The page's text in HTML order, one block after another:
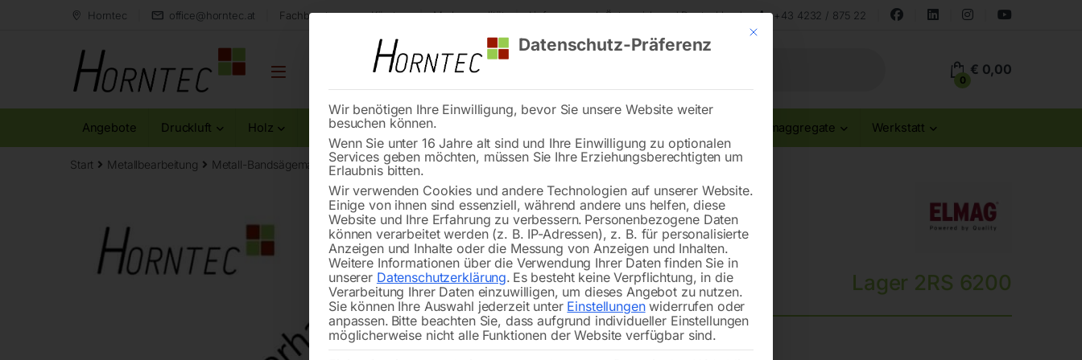
Horntec office@horntec.at Fachberatung aus Kärnten Markenqualität Lieferung nach Österreich und Deutschland +43 4232 / 875 22
0
€ 0,00
Angebote Druckluft Holz Metall Reinigung Stromaggregate Werkstatt
Start Metallbearbeitung Metall-Bandsägemaschinen Lager 2RS 6200
🔍
Lager 2RS 6200
für BOMAR Transverse 615.340 DGS
Mit diesem Button wird der Dialog geschlossen. Seine Funktionalität ist
Datenschutz-Präferenz
Wir benötigen Ihre Einwilligung, bevor Sie unsere Website weiter
besuchen können.
Wenn Sie unter 16 Jahre alt sind und Ihre Einwilligung zu optionalen
Services geben möchten, müssen Sie Ihre Erziehungsberechtigten um
Erlaubnis bitten.
Wir verwenden Cookies und andere Technologien auf unserer Website.
Einige von ihnen sind essenziell, während andere uns helfen, diese
Website und Ihre Erfahrung zu verbessern. Personenbezogene Daten
können verarbeitet werden (z. B. IP-Adressen), z. B. für personalisierte
Anzeigen und Inhalte oder die Messung von Anzeigen und Inhalten.
Weitere Informationen über die Verwendung Ihrer Daten finden Sie in
unserer Datenschutzerklärung. Es besteht keine Verpflichtung, in die
Verarbeitung Ihrer Daten einzuwilligen, um dieses Angebot zu nutzen.
Sie können Ihre Auswahl jederzeit unter Einstellungenwiderrufen oder
anpassen. Bitte beachten Sie, dass aufgrund individueller Einstellungen
möglicherweise nicht alle Funktionen der Website verfügbar sind.